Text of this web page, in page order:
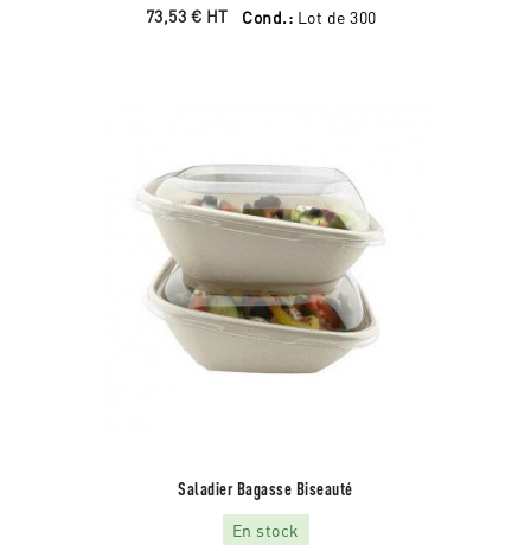
73,53 € HT Cond.: Lot de 300
Saladier Bagasse Biseauté
En stock